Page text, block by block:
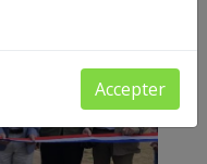
Accepter